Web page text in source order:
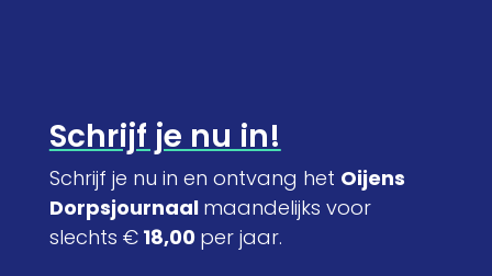
Schrijf je nu in!
Schrijf je nu in en ontvang het Oijens
Dorpsjournaal maandelijks voor
slechts €18,00 per jaar.